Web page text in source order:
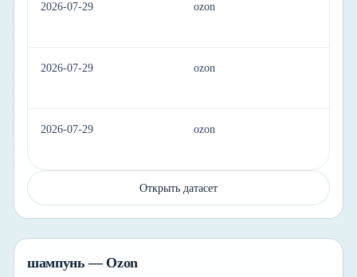
2026-07-29 ozon
2026-07-29 ozon
2026-07-29 ozon
Открыть датасет
шампунь — Ozon